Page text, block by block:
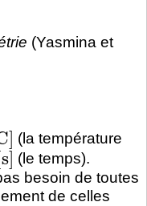
(Yasmina et
C
(la température
s]
(le temps).
besoin de toutes
de celles